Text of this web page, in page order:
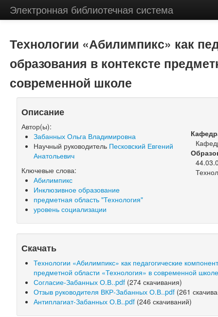
Электронная библиотечная система
Технологии «Абилимпикс» как
образования в контексте
современной школе
Описание
Автор(ы):
Забанных Ольга Владимировна
Научный руководитель Песковский Евгений
Анатольевич
Ключевые слова:
Абилимпикс
Инклюзивное образование
предметная область "Технология"
уровень социализации
Скачать
Технологии «Абилимпикс» как педагогические
предметной области «Технология» в современной
Согласие-Забанных О.В..pdf (274 скачивания)
Отзыв руководителя ВКР-Забанных О.В..pdf (261
Антиплагиат-Забанных О.В..pdf (246 скачиваний)